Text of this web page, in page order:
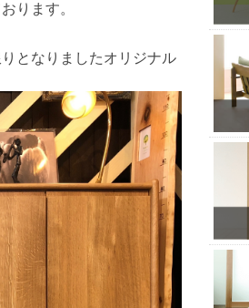
ります。
となりましたオリジナル